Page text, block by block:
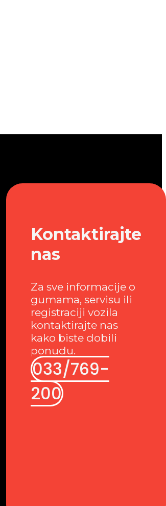
Kontaktirajte
nas
Za sve informacije o
gumama, servisu ili
registraciji vozila
kontaktirajte nas
kako biste dobili
ponudu.
033/769-
200